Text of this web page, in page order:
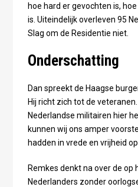
hoe hard er gevochten is,
is. Uiteindelijk overleven 95
Slag om de Residentie niet.
Onderschatting
Dan spreekt de Haagse
Hij richt zich tot de
Nederlandse militairen hier
kunnen wij ons amper
hadden in vrede en vrijheid
Remkes denkt na over de op
Nederlanders zonder